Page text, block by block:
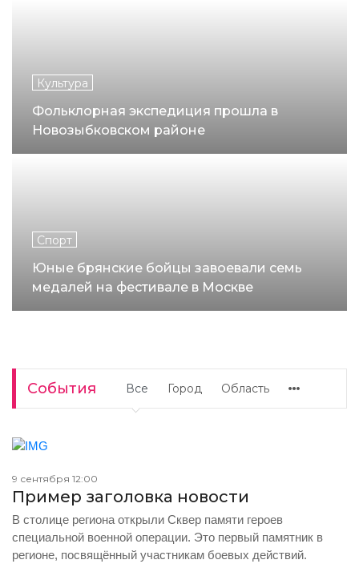
Культура
Фольклорная экспедиция прошла в
Новозыбковском районе
Спорт
Юные брянские бойцы завоевали семь
медалей на фестивале в Москве
События Все Город Область
9 сентября 12:00
Пример заголовка новости
В столице региона открыли Сквер памяти героев
специальной военной операции. Это первый памятник в
регионе, посвящённый участникам боевых действий.